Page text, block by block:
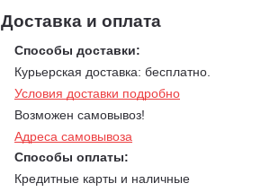
Доставка и оплата
Способы доставки:
Курьерская доставка: бесплатно.
Условия доставки подробно
Возможен самовывоз!
Адреса самовывоза
Способы оплаты:
Кредитные карты и наличные